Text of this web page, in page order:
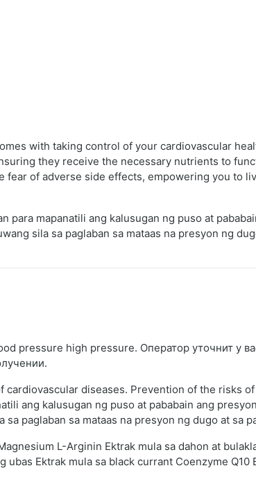
with taking control of your cardiovascular
they receive the necessary nutrients to
of adverse side effects, empowering you to
para mapanatili ang kalusugan ng puso at
sila sa paglaban sa mataas na presyon ng
pressure high pressure. Оператор уточнит у
diseases. Prevention of the risks
ang kalusugan ng puso at pababain ang
paglaban sa mataas na presyon ng dugo at sa
L-Arginin Ektrak mula sa dahon at
Ektrak mula sa black currant Coenzyme Q10